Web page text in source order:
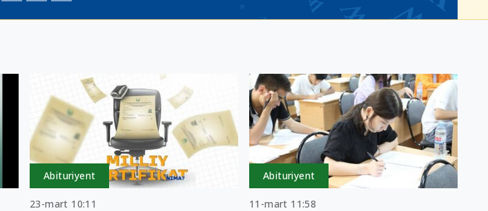
Abituriyent
23-mart 10:11
Abituriyent
11-mart 11:58